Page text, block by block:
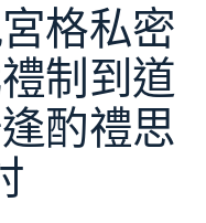
格私密
制到道
酌禮思